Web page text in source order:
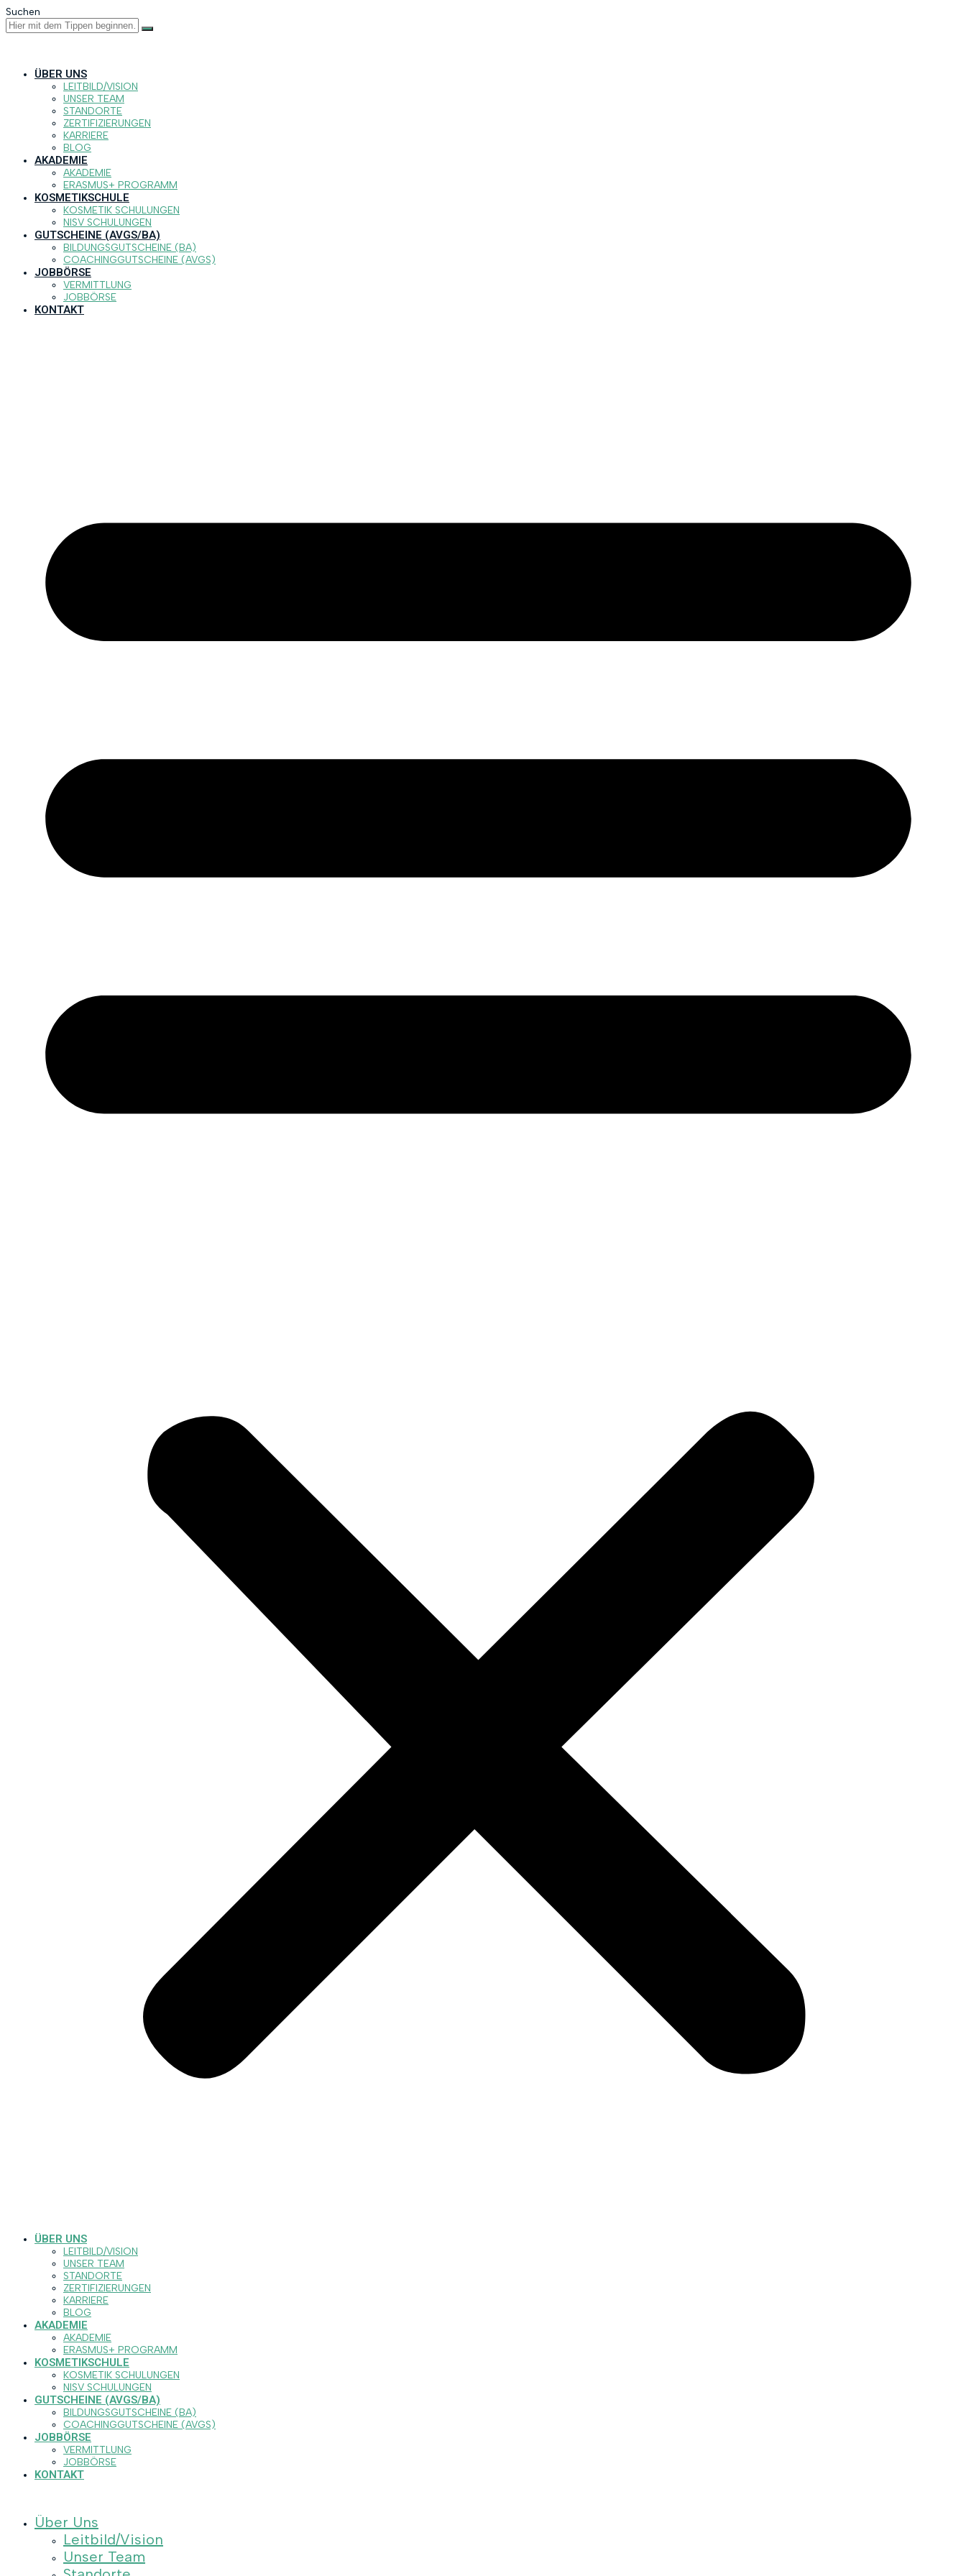
Suchen
ÜBER UNS
LEITBILD/VISION
UNSER TEAM
STANDORTE
ZERTIFIZIERUNGEN
KARRIERE
BLOG
AKADEMIE
AKADEMIE
ERASMUS+ PROGRAMM
KOSMETIKSCHULE
KOSMETIK SCHULUNGEN
NISV SCHULUNGEN
GUTSCHEINE (AVGS/BA)
BILDUNGSGUTSCHEINE (BA)
COACHINGGUTSCHEINE (AVGS)
JOBBÖRSE
VERMITTLUNG
JOBBÖRSE
KONTAKT
ÜBER UNS
LEITBILD/VISION
UNSER TEAM
STANDORTE
ZERTIFIZIERUNGEN
KARRIERE
BLOG
AKADEMIE
AKADEMIE
ERASMUS+ PROGRAMM
KOSMETIKSCHULE
KOSMETIK SCHULUNGEN
NISV SCHULUNGEN
GUTSCHEINE (AVGS/BA)
BILDUNGSGUTSCHEINE (BA)
COACHINGGUTSCHEINE (AVGS)
JOBBÖRSE
VERMITTLUNG
JOBBÖRSE
KONTAKT
Über Uns
Leitbild/Vision
Unser Team